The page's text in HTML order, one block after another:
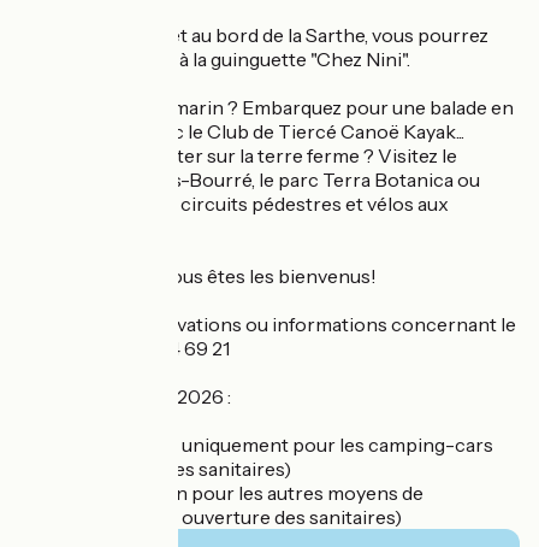
Face au camping et au bord de la Sarthe, vous pourrez
déjeuner ou dîner à la guinguette "Chez Nini".
Vous avez le pied marin ? Embarquez pour une balade en
canoë, paddle avec le Club de Tiercé Canoë Kayak...
Vous préférez rester sur la terre ferme ? Visitez le
château du Plessis-Bourré, le parc Terra Botanica ou
randonnez sur les circuits pédestres et vélos aux
Amis pêcheurs, vous êtes les bienvenus!
Pour toutes réservations ou informations concernant le
camping : 01 83 64 69 21
Ouverture saison 2026 :
- à partir du 14 mai uniquement pour les camping-cars
(sans ouverture des sanitaires)
- à partir du 1er juin pour les autres moyens de
campement (avec ouverture des sanitaires)